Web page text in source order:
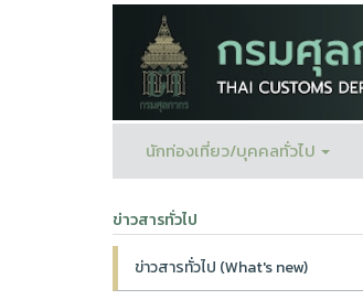
นักท่องเที่ยว/บุคคลทั่วไป
ข่าวสารทั่วไป
ข่าวสารทั่วไป (What's new)